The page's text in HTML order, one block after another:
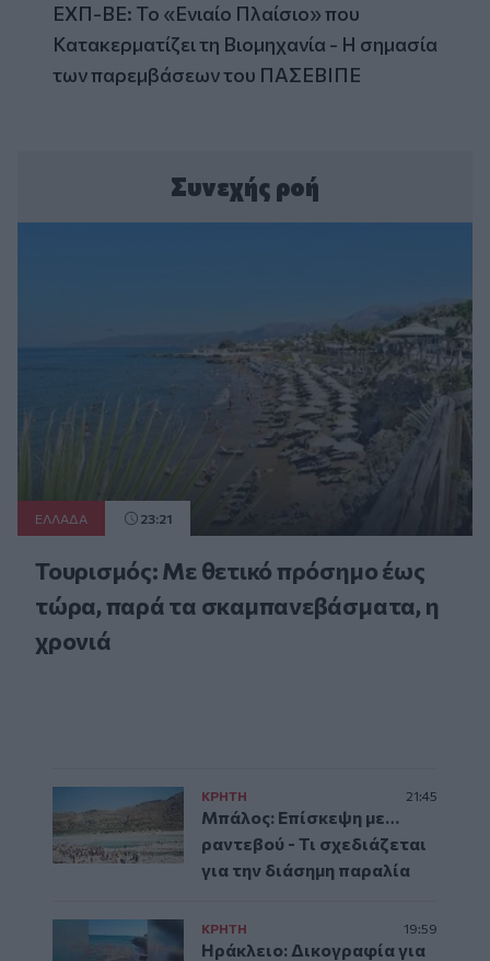
ΕΧΠ-ΒΕ: Το «Ενιαίο Πλαίσιο» που
Κατακερματίζει τη Βιομηχανία - Η σημασία
των παρεμβάσεων του ΠΑΣΕΒΙΠΕ
Συνεχής ροή
ΕΛΛAΔΑ 23:21
Τουρισμός: Με θετικό πρόσημο έως
τώρα, παρά τα σκαμπανεβάσματα, η
χρονιά
ΚΡΗΤΗ 21:45
Μπάλος: Επίσκεψη με…
ραντεβού - Τι σχεδιάζεται
για την διάσημη παραλία
ΚΡΗΤΗ 19:59
Ηράκλειο: Δικογραφία για